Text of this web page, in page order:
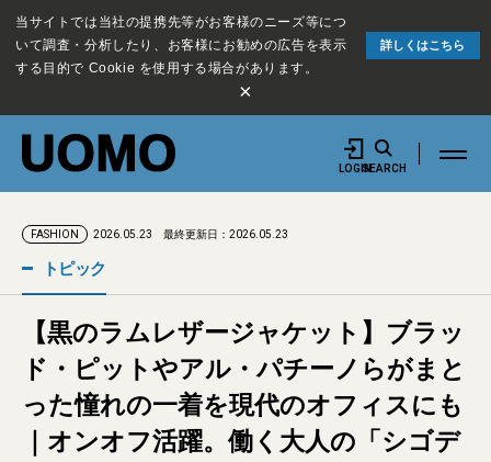
当サイトでは当社の提携先等がお客様のニーズ等につ
いて調査・分析したり、お客様にお勧めの広告を表示
する目的で Cookie を使用する場合があります。
詳しくはこちら
×
LOGINSEARCH
FASHION 2026.05.23 最終更新日：2026.05.23
トピック
【黒のラムレザージャケット】ブラッ
ド・ピットやアル・パチーノらがまと
った憧れの一着を現代のオフィスにも
｜オンオフ活躍。働く大人の「シゴデ